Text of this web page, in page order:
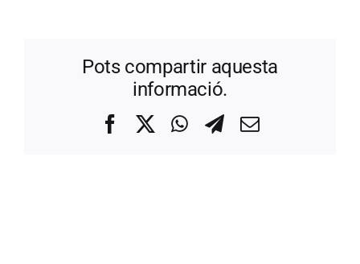
Pots compartir aquesta
informació.
FacebookWhatsApp
Telegram
Correo